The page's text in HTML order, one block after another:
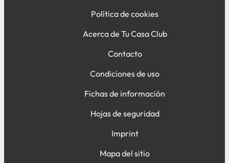
Política de cookies
Acerca de Tu Casa Club
Contacto
Condiciones de uso
Fichas de información
Hojas de seguridad
Imprint
Mapa del sitio